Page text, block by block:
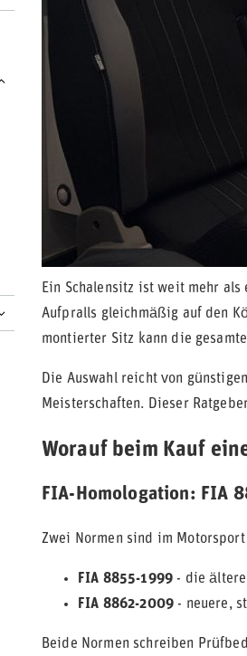
Ein Schalensitz ist weit mehr
Aufpralls gleichmäßig auf den
montierter Sitz kann die
Die Auswahl reicht von
Meisterschaften. Dieser
Worauf beim Kauf
FIA-Homologation: FIA
Zwei Normen sind im
FIA 8855-1999 - die
FIA 8862-2009 - neuere,
Beide Normen schreiben